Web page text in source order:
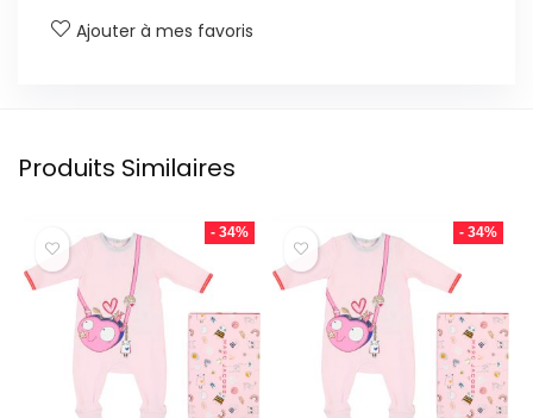
Ajouter à mes favoris
Produits Similaires
- 34% - 34%